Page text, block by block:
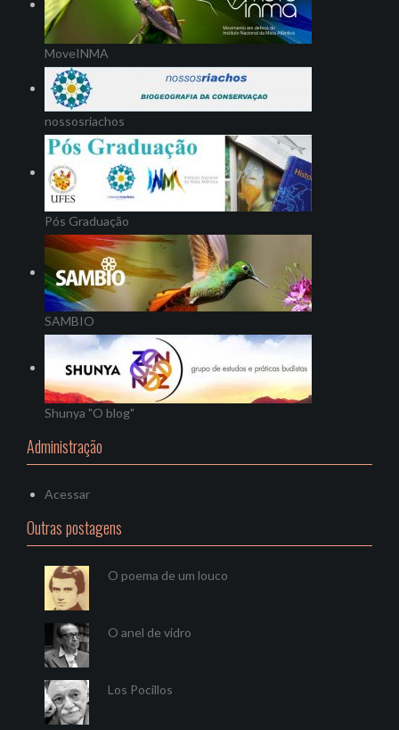
MoveINMA
nossosriachos
Pós Graduação
SAMBIO
Shunya "O blog"
Administração
Acessar
Outras postagens
O poema de um louco
O anel de vidro
Los Pocillos